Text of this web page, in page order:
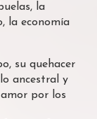
la
la economía
su quehacer
ancestral y
por los